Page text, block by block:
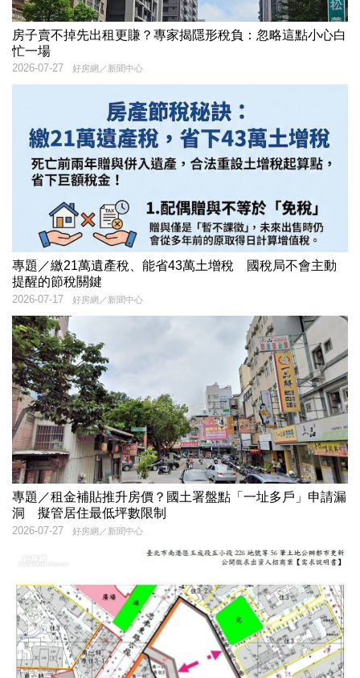
房子賣不掉先出租更賺？專家揭隱形稅負：忽略這點小心白
忙一場
好房網／新聞中心
2026-07-27
專題／繳21萬遺產稅、能省43萬土增稅 國稅局不會主動
提醒的節稅關鍵
好房網／新聞中心
2026-07-17
專題／租金補貼推升房價？國土署盤點「一址多戶」申請漏
洞 擬管居住最低坪數限制
好房網／新聞中心
2026-07-27